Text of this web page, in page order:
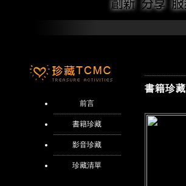
前言
書籍珍藏
影音珍藏
珍藏清單
書籍珍藏